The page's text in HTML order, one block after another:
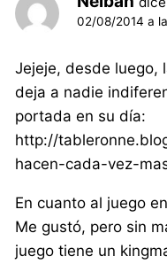
02/08/2014 a
Jejeje, desde luego,
deja a nadie
portada en su día:
http://
hacen-cada-vez-
En cuanto al juego
Me gustó, pero sin
juego tiene un